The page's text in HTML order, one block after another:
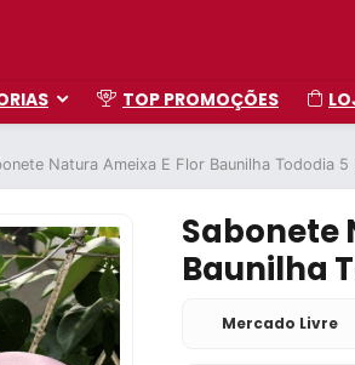
TOP PROMOÇÕES
Natura Ameixa E Flor Baunilha Tododia 5
Sabonete
Baunilha
Mercado Livre